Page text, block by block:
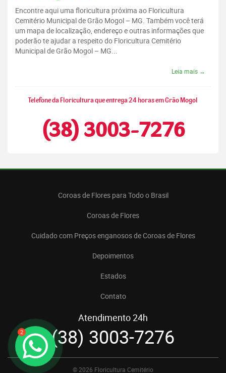
2
Encontre aqui uma floricultura próxima ao Floricultura
Cemitério Municipal de Grão Mogol – MG. Também você terá
um mapa de localização, endereço e outras informações que
poderão te ajudar a respeito do Floricultura Cemitério
Municipal de Grão Mogol – MG...
Leia mais →
Telefone da Floricultura que entrega 24 horas em Grão Mogol
(38) 3003-7276
Coroas de Flores para Todo o Brasil
Coroas de Flores
Cuidado com Preços enganosos de Coroas de Flores
Depoimentos
Estados
Contato
Atendimento 24h
(38) 3003-7276
© 2026 Floricultura Cemitério